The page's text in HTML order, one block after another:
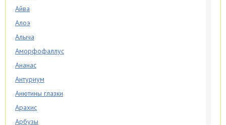
Айва
Алоэ
Алыча
Аморфофаллус
Ананас
Антуриум
Анютины глазки
Арахис
Арбузы